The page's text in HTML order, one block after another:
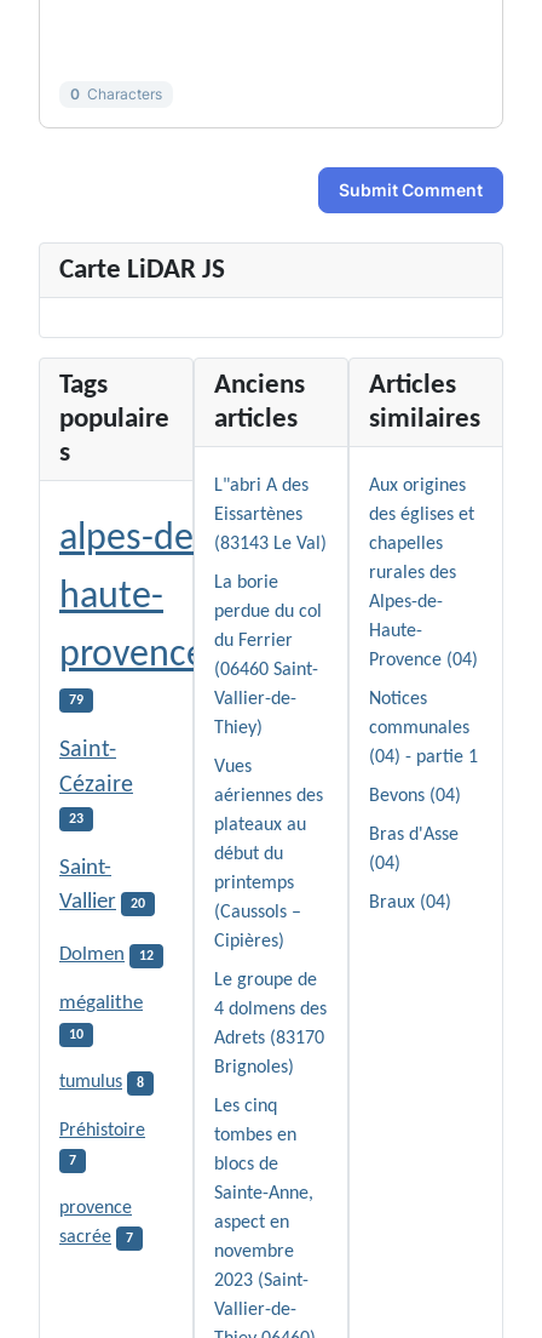
0 Characters
Submit Comment
Carte LiDAR JS
Tags
populaire
s
alpes-de-
haute-
provence
79
Saint-
Cézaire
23
Saint-
Vallier
20
Dolmen 12
mégalithe
10
tumulus 8
Préhistoire
7
provence
sacrée
7
Anciens
articles
L"abri A des
Eissartènes
(83143 Le Val)
La borie
perdue du col
du Ferrier
(06460 Saint-
Vallier-de-
Thiey)
Vues
aériennes des
plateaux au
début du
printemps
(Caussols –
Cipières)
Le groupe de
4 dolmens des
Adrets (83170
Brignoles)
Les cinq
tombes en
blocs de
Sainte-Anne,
aspect en
novembre
2023 (Saint-
Vallier-de-
Articles
similaires
Aux origines
des églises et
chapelles
rurales des
Alpes-de-
Haute-
Provence (04)
Notices
communales
(04) - partie 1
Bevons (04)
Bras d'Asse
(04)
Braux (04)